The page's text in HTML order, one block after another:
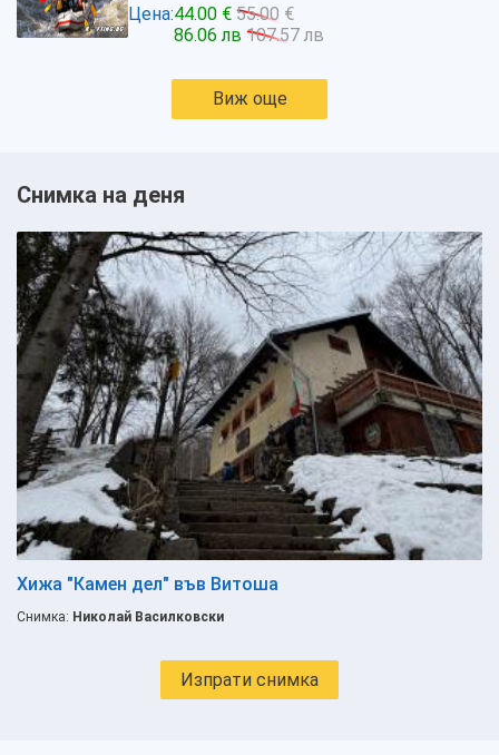
Цена:44.00 € 55.00 €
86.06 лв 107.57 лв
Виж още
Снимка на деня
Хижа "Камен дел" във Витоша
Снимка: Николай Василковски
Изпрати снимка